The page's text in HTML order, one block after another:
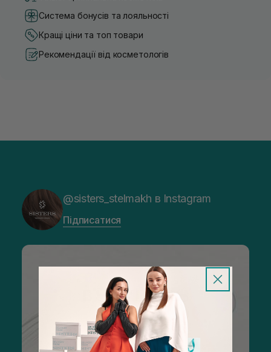
Система бонусів та лояльності
Кращі ціни та топ товари
Рекомендації від косметологів
@sisters_stelmakh в Instagram
Підписатися